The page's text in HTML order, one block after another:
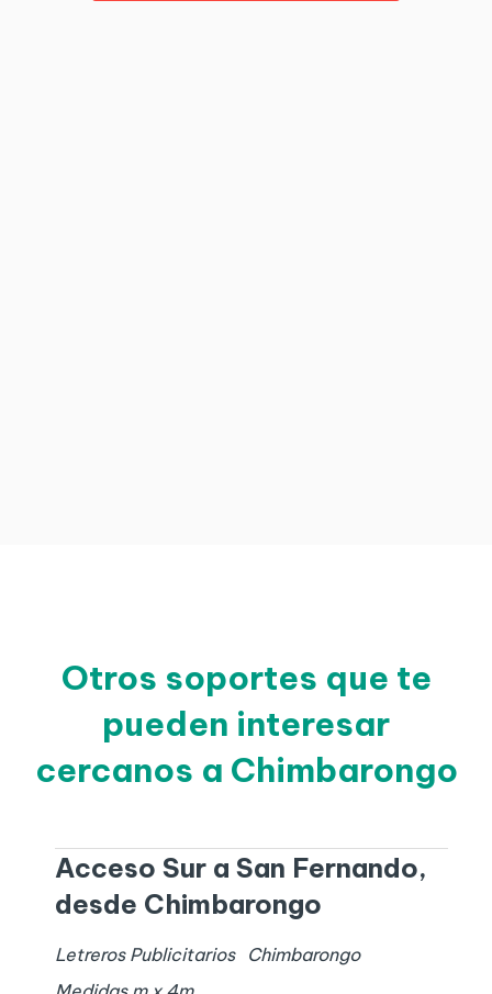
Otros soportes que te
pueden interesar
cercanos a Chimbarongo
Acceso Sur a San Fernando,
desde Chimbarongo
Letreros Publicitarios
Chimbarongo